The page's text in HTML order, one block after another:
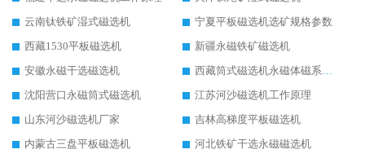
云南钛铁矿湿式磁选机
宁夏平板磁选机选矿规格参数
西藏1530平板磁选机
新疆永磁铁矿磁选机
安徽永磁干选磁选机
西藏筒式磁选机永磁体磁系设计
沈阳营口永磁筒式磁选机
江苏河沙磁选机工作原理
山东河沙磁选机厂家
吉林高梯度平板磁选机
内蒙古三盘平板磁选机
河北铁矿干选永磁磁选机